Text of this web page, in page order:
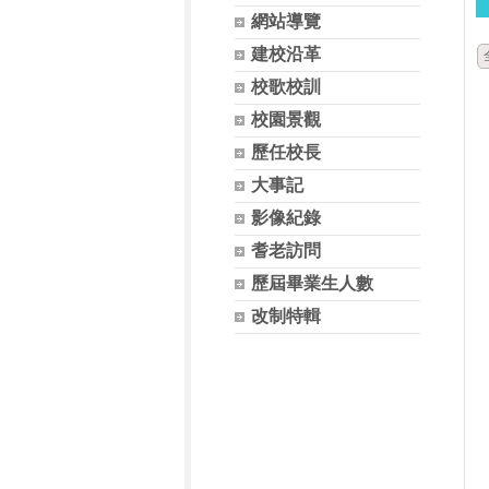
網站導覽
建校沿革
校歌校訓
校園景觀
歷任校長
大事記
影像紀錄
耆老訪問
歷屆畢業生人數
改制特輯